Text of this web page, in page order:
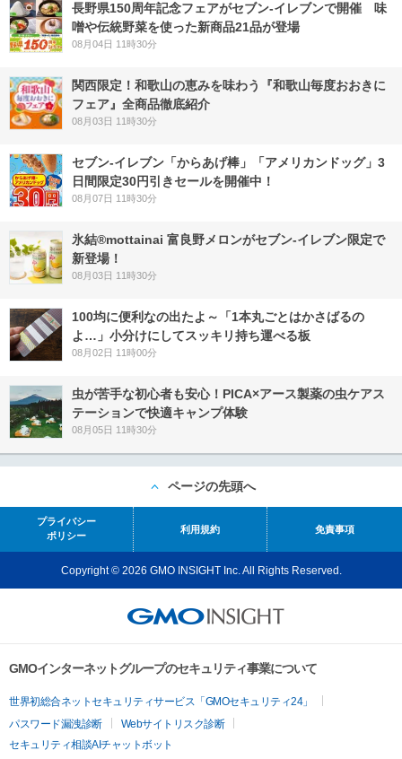
長野県150周年記念フェアがセブン-イレブンで開催 味
噌や伝統野菜を使った新商品21品が登場
08月04日 11時30分
関西限定！和歌山の恵みを味わう『和歌山毎度おおきに
フェア』全商品徹底紹介
08月03日 11時30分
セブン‐イレブン「からあげ棒」「アメリカンドッグ」3
日間限定30円引きセールを開催中！
08月07日 11時30分
氷結®mottainai 富良野メロンがセブン‐イレブン限定で
新登場！
08月03日 11時30分
100均に便利なの出たよ～「1本丸ごとはかさばるの
よ…」小分けにしてスッキリ持ち運べる板
08月02日 11時00分
虫が苦手な初心者も安心！PICA×アース製薬の虫ケアス
テーションで快適キャンプ体験
08月05日 11時30分
ページの先頭へ
プライバシー
ポリシー
利用規約 免責事項
Copyright © 2026 GMO INSIGHT Inc. All Rights Reserved.
GMOインターネットグループのセキュリティ事業について
世界初総合ネットセキュリティサービス「GMOセキュリティ24」
パスワード漏洩診断
Webサイトリスク診断
セキュリティ相談AIチャットボット